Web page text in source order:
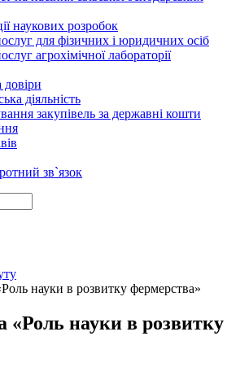
наукових розробок
для фізичних і юридичних осіб
агрохімічної лабораторії
діяльність
закупівель за державні кошти
зв`язок
науки в розвитку фермерства»
«Роль науки в розвитку